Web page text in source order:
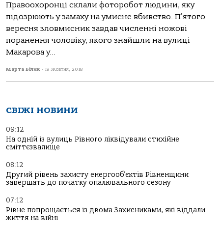
Правоохоронці склали фоторобот людини, яку
підозрюють у замаху на умисне вбивство. П’ятого
вересня зловмисник завдав численні ножові
поранення чоловіку, якого знайшли на вулиці
Макарова у...
Марта Білик - 19 Жовтня, 2018
СВІЖІ НОВИНИ
09:12
На одній із вулиць Рівного ліквідували стихійне
сміттєзвалище
08:12
Другий рівень захисту енергооб’єктів Рівненщини
завершать до початку опалювального сезону
07:12
Рівне попрощається із двома Захисниками, які віддали
життя на війні